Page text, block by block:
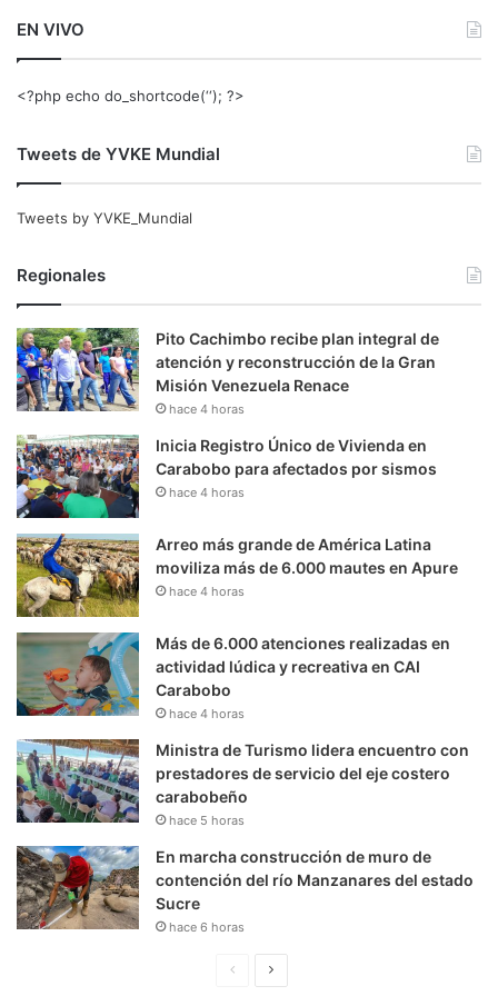
EN VIVO
<?php echo do_shortcode(‘‘); ?>
Tweets de YVKE Mundial
Tweets by YVKE_Mundial
Regionales
Pito Cachimbo recibe plan integral de
atención y reconstrucción de la Gran
Misión Venezuela Renace
hace 4 horas
Inicia Registro Único de Vivienda en
Carabobo para afectados por sismos
hace 4 horas
Arreo más grande de América Latina
moviliza más de 6.000 mautes en Apure
hace 4 horas
Más de 6.000 atenciones realizadas en
actividad lúdica y recreativa en CAI
Carabobo
hace 4 horas
Ministra de Turismo lidera encuentro con
prestadores de servicio del eje costero
carabobeño
hace 5 horas
En marcha construcción de muro de
contención del río Manzanares del estado
Sucre
hace 6 horas